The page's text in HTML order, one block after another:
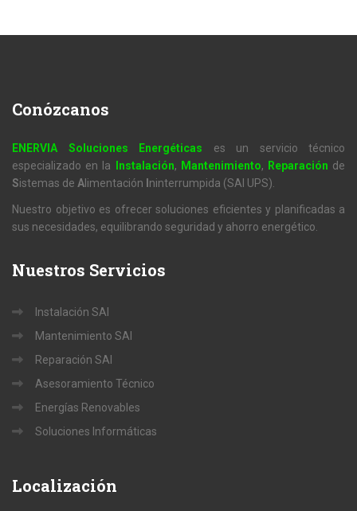
Conózcanos
ENERVIA Soluciones Energéticas es un servicio técnico
especializado en la
Instalación, Mantenimiento, Reparación de
Sistemas de A limentación ninterrumpida (SAI UPS).
Nuestro objetivo es ofrecer soluciones eficientes y planificadas a
sus necesidades, equilibrando seguridad y ahorro energético.
Nuestros Servicios
Instalación SAI
Mantenimiento SAI
Reparación SAI
Asesoramiento Técnico
Energías Renovables
Soluciones Informáticas
Localización